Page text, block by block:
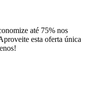
até 75% nos
esta oferta única